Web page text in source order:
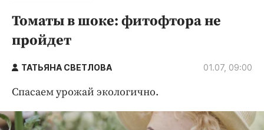
Новости компаний
Статьи
Народные новости
Благоустройство
Криминал
Томаты в шоке: фитофтора не
пройдет
ТАТЬЯНА СВЕТЛОВА 01.07, 09:00
Спасаем урожай экологично.